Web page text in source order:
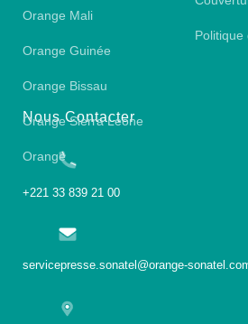
Orange Mali
Orange Guinée
Orange Bissau
Orange Sierra Leone
Orange
Politique
Nous Contacter
+221 33 839 21 00
servicepresse.sonatel@orange-